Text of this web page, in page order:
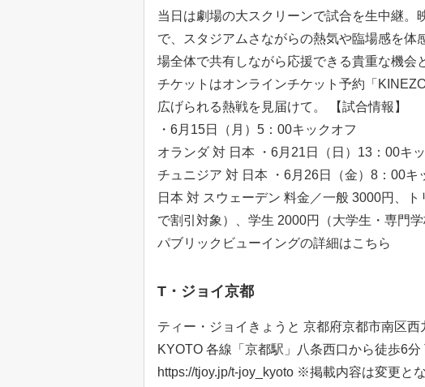
当日は劇場の大スクリーンで試合を生中継
で、スタジアムさながらの熱気や臨場感を
場全体で共有しながら応援できる貴重な機会
チケットはオンラインチケット予約「
広げられる熱戦を見届けて。 【試合情報】
・6月15日（月）5：00キックオフ
オランダ 対 日本 ・6月21日（日）13：00キ
チュニジア 対 日本 ・6月26日（金）8：00キ
日本 対 スウェーデン 料金／一般 3000円、
で割引対象）、学生 2000円（大学生・専門
パブリックビューイングの詳細はこちら
T・ジョイ京都
ティー・ジョイきょうと 京都府京都市南区
KYOTO 各線「京都駅」八条西口から徒歩6
https://tjoy.jp/t-joy_kyoto ※掲載内容は変更と